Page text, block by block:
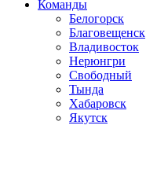
Команды
Белогорск
Благовещенск
Владивосток
Нерюнгри
Свободный
Тында
Хабаровск
Якутск